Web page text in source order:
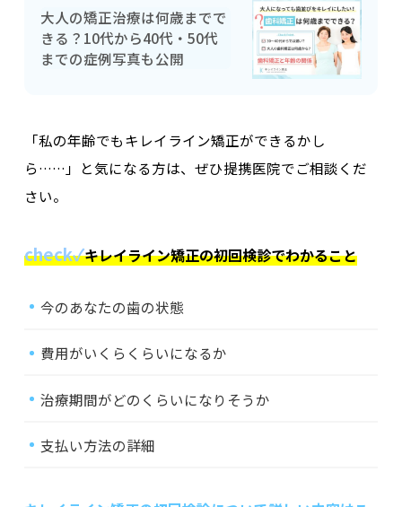
大人の矯正治療は何歳までで
きる？10代から40代・50代
までの症例写真も公開
「私の年齢でもキレイライン矯正ができるかし
ら……」と気になる方は、ぜひ提携医院でご相談くだ
さい。
check✓キレイライン矯正の初回検診でわかること
今のあなたの歯の状態
費用がいくらくらいになるか
治療期間がどのくらいになりそうか
支払い方法の詳細